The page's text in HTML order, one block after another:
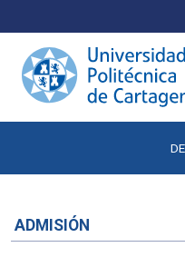
ADMISIÓN